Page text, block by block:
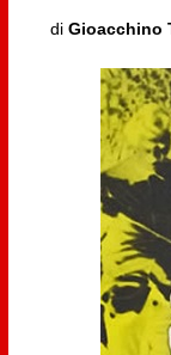
di Gioacchino